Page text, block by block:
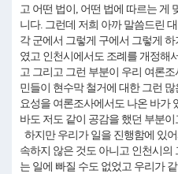
고 어떤 법이, 어떤 법에 따르는 게
니다. 그런데 저희 아까 말씀드린
각 군에서 그렇게 구에서 그렇게
였고 인천시에서도 조례를 개정해
고 그리고 그런 부분이 우리 여론
민들이 현수막 철거에 대한 그런
요성을 여론조사에서도 나온 바가
바도 저도 같이 공감을 했던 부분
하지만 우리가 일을 진행함에 있
속하지 않은 것도 아니고 인천시의
는 일에 빠질 수도 없었고 우리가